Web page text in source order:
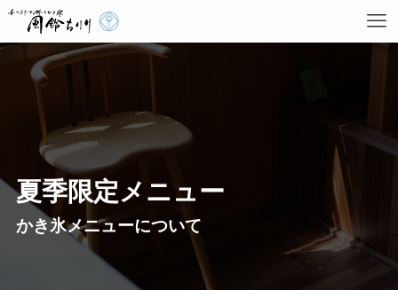
風鈴ちりりメニュー
お知らせ 風鈴ちりりの最新情報
夏季限定メニュー かき氷メニューについて
私たち姉と弟について
夏季限定メニュー
かき氷メニューについて